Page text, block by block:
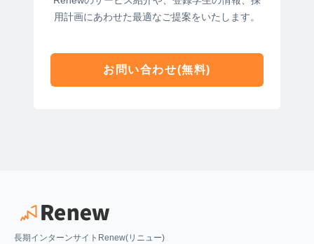
用計画にあわせた最適なご提案をいたします。
お問い合わせ(無料)
長期インターンサイトRenew(リニュー)